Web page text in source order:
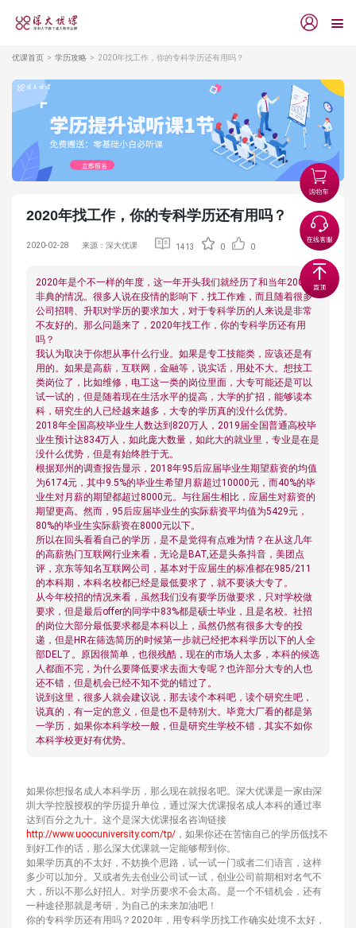
优课首页 学历攻略 2020年找工作，你的专科学历还有用吗？
2020年找工作，你的专科学历还有用吗？
2020-02-28 来源：深大优课 1413 0 0
2020年是个不一样的年度，这一年开头我们就经历了和当年2003年
非典的情况。很多人说在疫情的影响下，找工作难，而且随着很多
公司招聘、升职对学历的要求加大，对于专科学历的人来说是非常
不友好的。那么问题来了，2020年找工作，你的专科学历还有用
吗？
我认为取决于你想从事什么行业。如果是专工技能类，应该还是有
用的。如果是高薪，互联网，金融等，说实话，用处不大。想技工
类岗位了，比如维修，电工这一类的岗位里面，大专可能还是可以
试一试的，但是随着现在生活水平的提高，大学的扩招，能够读本
科，研究生的人已经越来越多，大专的学历真的没什么优势。
2018年全国高校毕业生人数达到820万人，2019届全国普通高校毕
业生预计达834万人，如此庞大数量，如此大的就业里，专业是在是
没什么优势，但是有始终胜于无。
根据郑州的调查报告显示，2018年95后应届毕业生期望薪资的均值
为6174元，其中9.5%的毕业生希望月薪超过10000元，而40%的毕
业生对月薪的期望都超过8000元。与往届生相比，应届生对薪资的
期望更高。然而，95后应届毕业生的实际薪资平均值为5429元，
80%的毕业生实际薪资在8000元以下。
所以在回头看看自己的学历，是不是觉得有点难为情？在从这几年
的高薪热门互联网行业来看，无论是BAT,还是头条抖音，美团点
评，京东等知名互联网公司，基本对于应届生的标准都在985/211
的本科期，本科名校都已经是最低要求了，就不要谈大专了。
从今年校招的情况来看，虽然我们没有要学历做要求，只对学校做
要求，但是最后offer的同学中83%都是硕士毕业，且是名校。社招
的岗位大部分最低要求都是本科以上，虽然仍然有很多大专的投
递，但是HR在筛选简历的时候第一步就已经把本科学历以下的人全
部DEL了。原因很简单，也很残酷，现在的市场人太多，本科的候选
人都面不完，为什么要降低要求去面大专呢？也许部分大专的人也
还不错，但是机会已经不知不觉的错过了。
说到这里，很多人就会建议说，那去读个本科吧，读个研究生吧，
说真的，有一定的意义，但是也不是特别大。毕竟大厂看的都是第
一学历，如果你本科学校一般，但是研究生学校不错，其实不如你
本科学校更好有优势。
如果你想报名成人本科学历，那么现在就报名吧。深大优课是一家由深
圳大学控股授权的学历提升单位，通过深大优课报名成人本科的通过率
达到百分之九十。这个是深大优课报名咨询链接
http://www.uoocuniversity.com/tp/ ，如果你还在苦恼自己的学历低找不
到好工作的话，那么深大优课就一定能够帮到你。
如果学历真的不太好，不妨换个思路，试一试一门或者二们语言，这样
多少可以加分。又或者先去创业公司试一试，创业公司前期相对名气不
大，所以不那么好招人。对学历要求不会太高。是一个不错机会，还有
一种途径那就是考研，为自己的未来加油吧！
你的专科学历还有用吗？2020年，用专科学历找工作确实处境不太好，